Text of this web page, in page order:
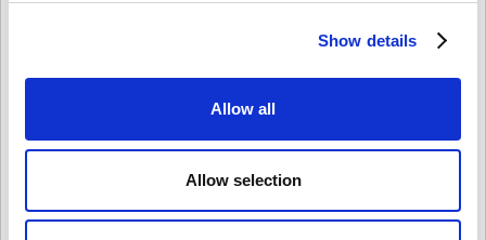
Show details
Allow all
Allow selection